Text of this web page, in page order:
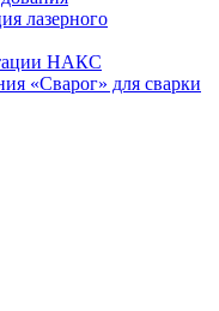
лазерного
НАКС
«Сварог» для сварки